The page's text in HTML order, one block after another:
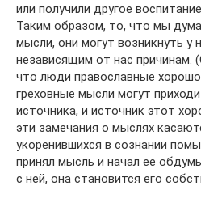
или получили другое
Таким образом, то, что мы
мысли, они могут возникнуть у
независящим от нас причинам.
что люди православные
греховные мысли могут
источника, и источник этот
эти замечания о мыслях
укоренившихся в сознании
принял мысль и начал ее
с ней, она становится его